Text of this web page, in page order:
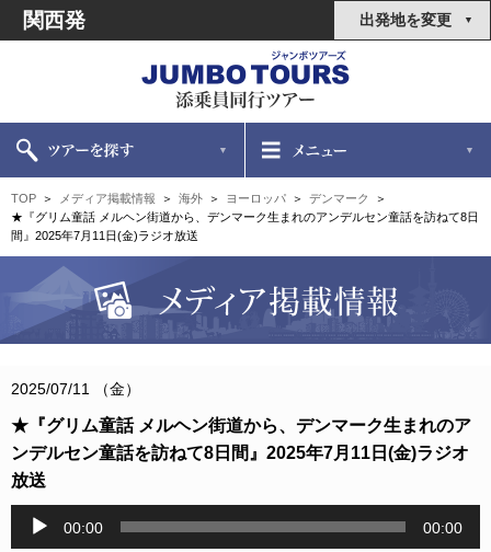
関西発 出発地を変更
TOP メディア掲載情報 海外 ヨーロッパ
デンマーク
★『グリム童話 メルヘン街道から、デンマーク生まれのアンデルセン童話を訪ねて8日
間』2025年7月11日(金)ラジオ放送
2025/07/11 （金）
★『グリム童話 メルヘン街道から、デンマーク生まれのア
ンデルセン童話を訪ねて8日間』2025年7月11日(金)ラジオ
放送
00:00 00:00